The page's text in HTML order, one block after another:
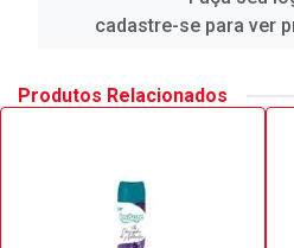
cadastre-se para ver
Produtos Relacionados